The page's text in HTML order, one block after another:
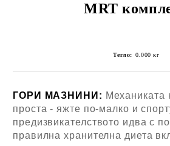
MRT
Тегло: 0.000 кг
ГОРИ МАЗНИНИ: Механиката
проста - яжте по-малко и
предизвикателството идва с
правилна хранителна диета